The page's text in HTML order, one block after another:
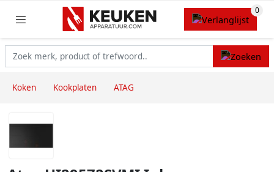
Koken Kookplaten ATAG